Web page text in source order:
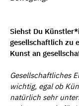
Siehst Du
gesellschaftlich zu
Kunst an
Gesellschaftliches
wichtig, egal ob Kü
natürlich sehr